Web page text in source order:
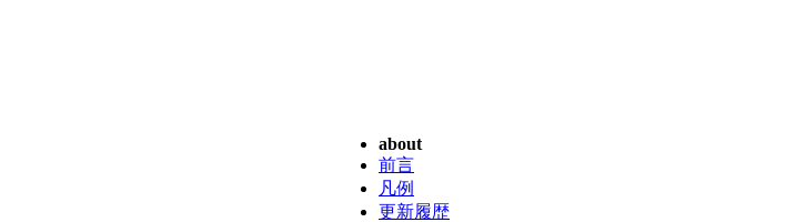
about
前言
凡例
更新履歴